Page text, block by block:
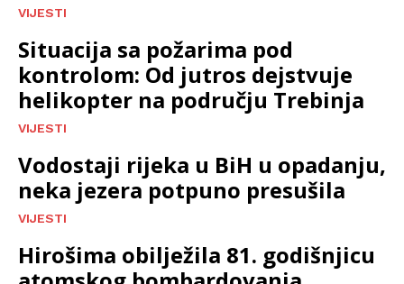
VIJESTI
Situacija sa požarima pod
kontrolom: Od jutros dejstvuje
helikopter na području Trebinja
VIJESTI
Vodostaji rijeka u BiH u opadanju,
neka jezera potpuno presušila
VIJESTI
Hirošima obilježila 81. godišnjicu